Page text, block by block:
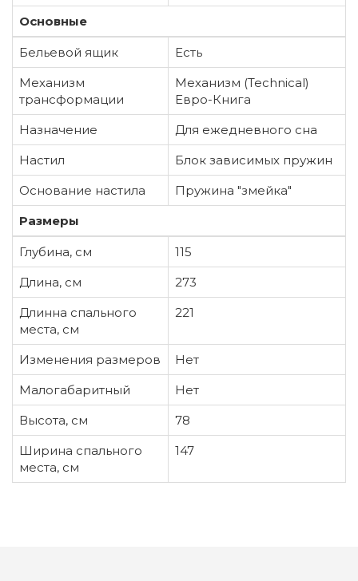
Основные
Бельевой ящик
Есть
Механизм
трансформации
Механизм (Technical)
Евро-Книга
Назначение
Для ежедневного сна
Настил
Блок зависимых пружин
Основание настила
Пружина "змейка"
Размеры
Глубина, см
115
Длина, см
273
Длинна спального
места, см
221
Изменения размеров
Нет
Малогабаритный
Нет
Высота, см
78
Ширина спального
места, см
147